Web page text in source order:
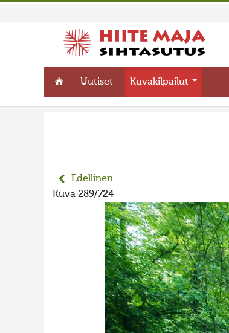
Uutiset Kuvakilpailut
Edellinen
Kuva 289/724